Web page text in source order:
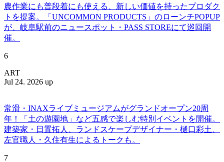
農作業にも普段着にも使える、新しい価値を持ったプロダク
トを提案。「UNCOMMON PRODUCTS」のローンチPOPUP
が、岐阜駅前のニュースポット・PASS STOREにて巡回開
催。
6
ART
Jul 24. 2026 up
常滑・INAXライブミュージアムがグランドオープン20周
年！「土の遊園地」など五感で楽しむ特別イベントを開催。
建築家・日置拓人、ランドスケープデザイナー・樋口彩土、
左官職人・久住有生によるトークも。
7